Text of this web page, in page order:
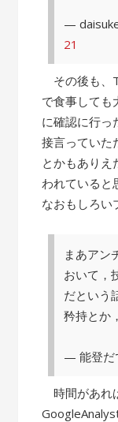
—
21
その後も、
で食事しても
に確認に行っ
接言っていた
とかもありえ
われていると
なおもしろい
まあアン
おいて，
だという
矜持とか
— 能登だ
時間があれ